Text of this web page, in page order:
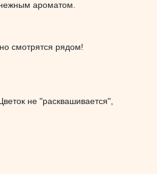
ароматом.
смотрятся рядом!
не "расквашивается",